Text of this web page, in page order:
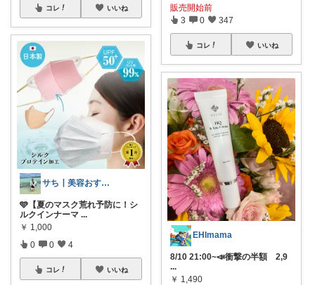
コレ いいね
サち┃美容おすすめ┃垢抜け
🩵【夏のマスク荒れ予防に！シ
ルクインナーマ ...
￥ 1,000
0 0 4
コレ いいね
販売開始前
3 0 347
コレ いいね
EHImama
8/10 21:00~📣衝撃の半額 2,9
...
￥ 1,490